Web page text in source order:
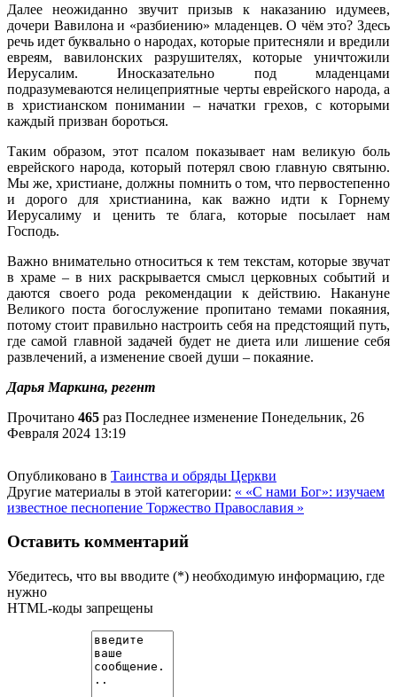
Далее неожиданно звучит призыв к наказанию идумеев,
дочери Вавилона и «разбиению» младенцев. О чём это? Здесь
речь идет буквально о народах, которые притесняли и вредили
евреям, вавилонских разрушителях, которые уничтожили
Иерусалим. Иносказательно под младенцами
подразумеваются нелицеприятные черты еврейского народа, а
в христианском понимании – начатки грехов, с которыми
каждый призван бороться.
Таким образом, этот псалом показывает нам великую боль
еврейского народа, который потерял свою главную святыню.
Мы же, христиане, должны помнить о том, что первостепенно
и дорого для христианина, как важно идти к Горнему
Иерусалиму и ценить те блага, которые посылает нам
Господь.
Важно внимательно относиться к тем текстам, которые звучат
в храме – в них раскрывается смысл церковных событий и
даются своего рода рекомендации к действию. Накануне
Великого поста богослужение пропитано темами покаяния,
потому стоит правильно настроить себя на предстоящий путь,
где самой главной задачей будет не диета или лишение себя
развлечений, а изменение своей души – покаяние.
Дарья Маркина, регент
Прочитано 465 раз Последнее изменение Понедельник, 26
Февраля 2024 13:19
Опубликовано в Таинства и обряды Церкви
Другие материалы в этой категории: « «С нами Бог»: изучаем
известное песнопение Торжество Православия »
Оставить комментарий
Убедитесь, что вы вводите (*) необходимую информацию, где
нужно
HTML-коды запрещены